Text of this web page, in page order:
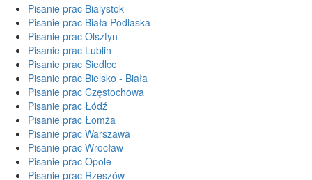
Pisanie prac Bialystok
Pisanie prac Biała Podlaska
Pisanie prac Olsztyn
Pisanie prac Lublin
Pisanie prac Siedlce
Pisanie prac Bielsko - Biała
Pisanie prac Częstochowa
Pisanie prac Łódź
Pisanie prac Łomża
Pisanie prac Warszawa
Pisanie prac Wrocław
Pisanie prac Opole
Pisanie prac Rzeszów